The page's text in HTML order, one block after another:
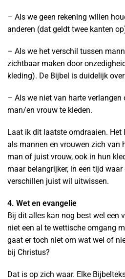
– Als we geen rekening willen
anderen (dat geldt twee kanten
– Als we het verschil tussen
zichtbaar maken door
kleding). De Bijbel is duidelijk
– Als we niet van harte
man/en vrouw te kleden.
Laat ik dit laatste omdraaien. Het
als mannen en vrouwen zich van
man of juist vrouw, ook in hun
maar belangrijker, in een tijd
verschillen juist wil uitwissen.
4. Wet en evangelie
Bij dit alles kan nog best wel een
niet een al te wettische omgang
gaat er toch niet om wat wel of
bij Christus?
Dat is op zich waar. Elke